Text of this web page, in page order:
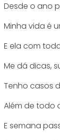
Desde o ano
Minha vida é
E ela com
Me dá dicas,
Tenho casos
Além de todo
E semana